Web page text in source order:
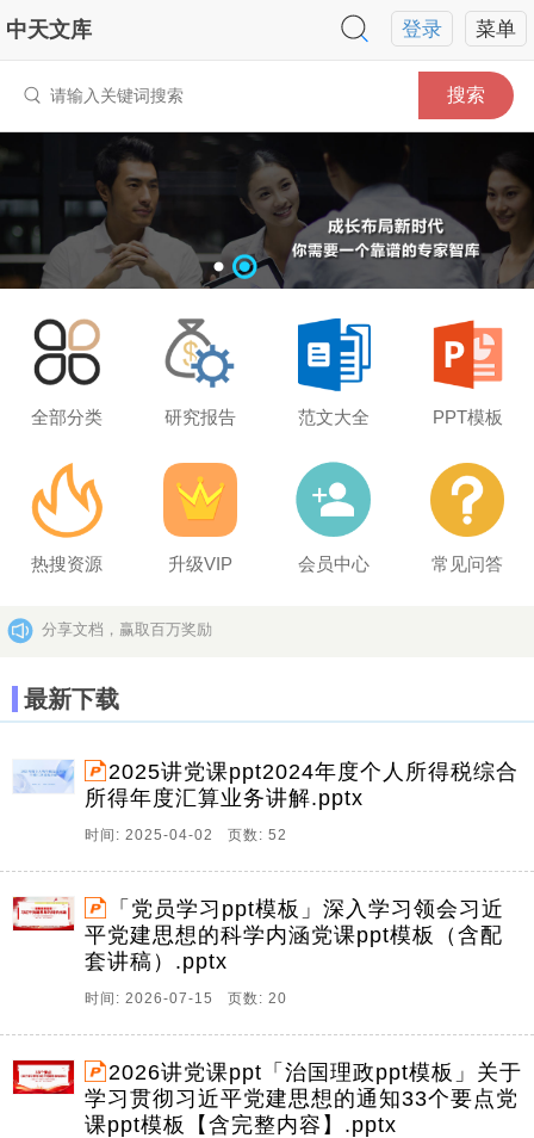
菜单
登录
中天文库
搜索
全部分类 研究报告 范文大全 PPT模板
热搜资源 升级VIP 会员中心 常见问答
坚决打击上传盗版作品的违法行为
最新下载
2025讲党课ppt2024年度个人所得税综合
所得年度汇算业务讲解.pptx
时间: 2025-04-02 页数: 52
「党员学习ppt模板」深入学习领会习近
平党建思想的科学内涵党课ppt模板（含配
套讲稿）.pptx
时间: 2026-07-15 页数: 20
2026讲党课ppt「治国理政ppt模板」关于
学习贯彻习近平党建思想的通知33个要点党
课ppt模板【含完整内容】.pptx